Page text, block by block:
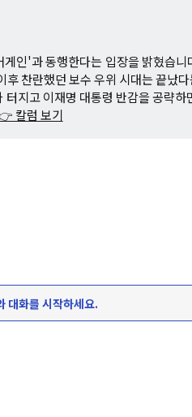
인'과 동행한다는 입장을 밝혔습니
찬란했던 보수 우위 시대는 끝났
지고 이재명 대통령 반감을 공략하
칼럼 보기
대화를 시작하세요.